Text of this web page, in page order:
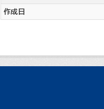
作成日